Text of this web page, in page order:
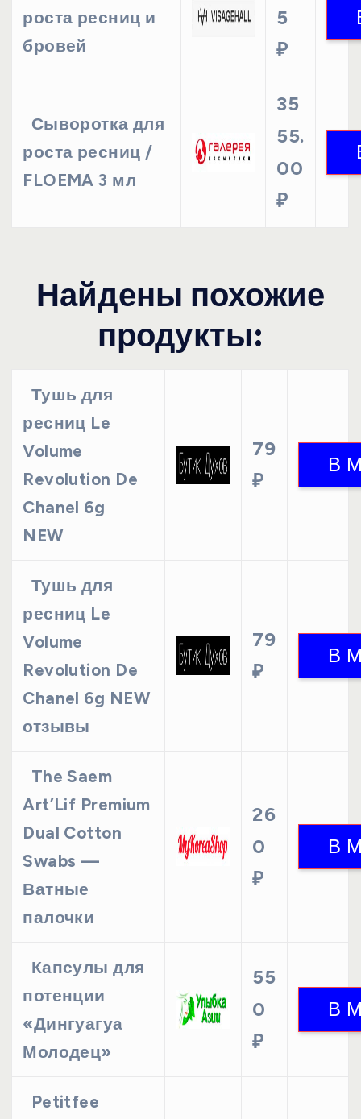
роста ресниц и
бровей
5
₽
Сыворотка для
роста ресниц /
FLOEMA 3 мл
35
55.
00
₽
Найдены похожие
продукты:
Тушь для
ресниц Le
Volume
Revolution De
Chanel 6g
NEW
79
₽
Тушь для
ресниц Le
Volume
Revolution De
Chanel 6g NEW
отзывы
79
₽
The Saem
Art’Lif Premium
Dual Cotton
Swabs —
Ватные
палочки
26
0
₽
Капсулы для
потенции
«Дингуагуа
Молодец»
55
0
₽
Petitfee